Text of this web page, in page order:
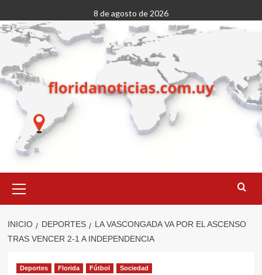
al
contenido
8 de agosto de 2026
primario
INICIO DEPORTES
LA VASCONGADA VA POR EL ASCENSO
TRAS VENCER 2-1 A INDEPENDENCIA
Deportes Florida Fútbol Sociedad